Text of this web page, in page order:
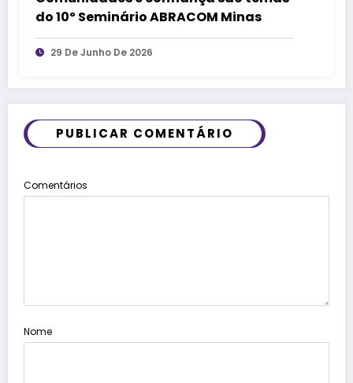
do 10º Seminário ABRACOM Minas
29 De Junho De 2026
PUBLICAR COMENTÁRIO
Comentários
Nome